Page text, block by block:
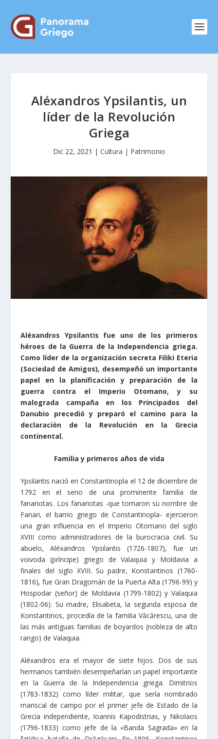
Aléxandros Ypsilantis, un
líder de la Revolución
Griega
Dic 22, 2021 | Cultura | Patrimonio
Aléxandros Ypsilantis fue uno de los primeros
héroes de la Guerra de la Independencia griega.
Como líder de la organización secreta Filiki Eteria
(Sociedad de Amigos), desempeñó un importante
papel en la planificación y preparación de la
guerra contra el Imperio Otomano, y su
malograda campaña en los Principados del
Danubio precedió y preparó el camino para la
declaración de la Revolución en la Grecia
continental.
Familia y primeros años de vida
Ypsilantis nació en Constantinopla el 12 de diciembre de
1792 en el seno de una prominente familia de
fanariotas. Los fanariotas -que tomaron su nombre de
Fanari, el barrio griego de Constantinopla- ejercieron
una gran influencia en el Imperio Otomano del siglo
XVIII como administradores de la burocracia civil. Su
abuelo, Aléxandros Ypsilantis (1726-1807), fue un
voivoda (príncipe) griego de Valaquia y Moldavia a
finales del siglo XVIII. Su padre, Konstantinos (1760-
1816), fue Gran Dragomán de la Puerta Alta (1796-99) y
Hospodar (señor) de Moldavia (1799-1802) y Valaquia
(1802-06). Su madre, Elisabeta, la segunda esposa de
Konstantinos, procedía de la familia Văcărescu, una de
las más antiguas familias de boyardos (nobleza de alto
rango) de Valaquia.
Aléxandros era el mayor de siete hijos. Dos de sus
hermanos también desempeñarían un papel importante
en la Guerra de la Independencia griega. Dimitrios
(1783-1832) como líder militar, que sería nombrado
mariscal de campo por el primer jefe de Estado de la
Grecia independiente, Ioannis Kapodistrias, y Nikolaos
(1796-1833) como jefe de la «Banda Sagrada» en la